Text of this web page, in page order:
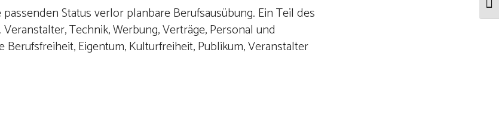
Status verlor planbare Berufsausübung. Ein Teil des
Technik, Werbung, Verträge, Personal und
Eigentum, Kulturfreiheit, Publikum, Veranstalter